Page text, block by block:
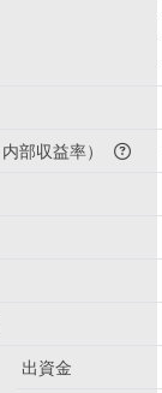
部収益率）
出資金